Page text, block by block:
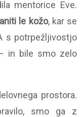
mentorice Eve.
le kožo, kar se
s potrpežljivostjo
in bile smo zelo
prostora.
smo ga z